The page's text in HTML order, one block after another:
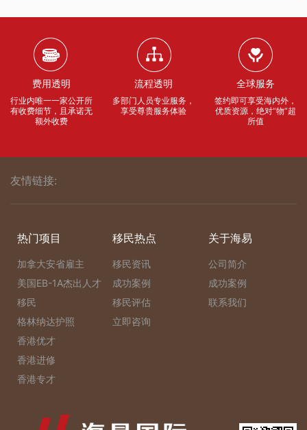
费用透明
行业内唯一一家公开所
有收费细节，且承诺无
额外收费
流程透明
多部门人员专业服务，
享受尊贵服务体验
全球服务
签约即可享受海内外，
优质资源，绝对“物”超
所值
友情链接:
热门项目
加拿大安省雇主
美国EB-1A杰出人才
移民
格林纳达护照
香港优才
香港进修
香港专才
移民热点
移民资讯
成功案例
移民评估
立即咨询
关于海易
公司简介
成功案例
联系我们